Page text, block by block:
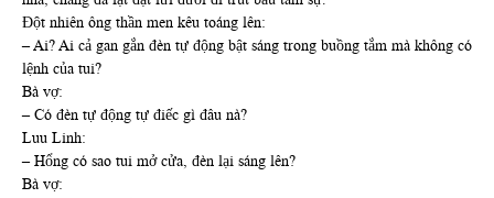
Đột nhiên ông thần men kêu toáng lên:
– Ai? Ai cả gan gắn đèn tự động bật sáng trong buồng tắm mà không có
lệnh của tui?
Bà vợ:
– Có đèn tự động tự điếc gì đâu nà?
Luu Linh:
– Hổng có sao tui mở cửa, đèn lại sáng lên?
Bà vợ: